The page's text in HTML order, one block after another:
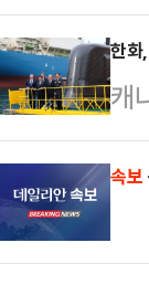
인
적
달
다
증
한화
캐
다.
간
는
속보